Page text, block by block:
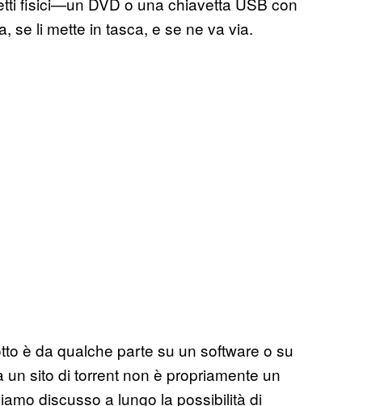
se li mette in tasca, e se ne va via.
è da qualche parte su un software o su
sito di torrent non è propriamente un
discusso a lungo la possibilità di